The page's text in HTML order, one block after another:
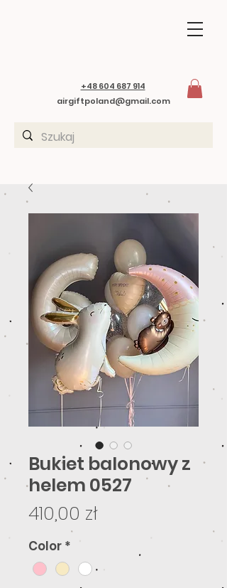
+48 604 687 914
airgiftpoland@gmail.com
Bukiet balonowy z
helem 0527
410,00 złCena
Color *